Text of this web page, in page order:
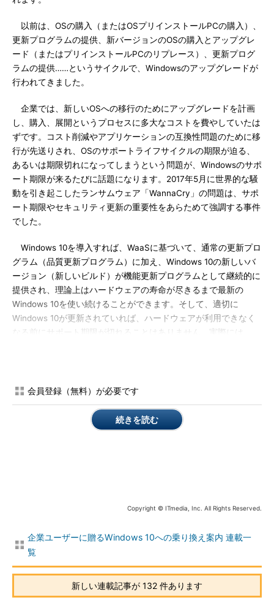
以前は、OSの購入（またはOSプリインストールPCの購入）、
更新プログラムの提供、新バージョンのOSの購入とアップグレ
ード（またはプリインストールPCのリプレース）、更新プログ
ラムの提供……というサイクルで、Windowsのアップグレードが
行われてきました。
企業では、新しいOSへの移行のためにアップグレードを計画
し、購入、展開というプロセスに多大なコストを費やしていたは
ずです。コスト削減やアプリケーションの互換性問題のために移
行が先送りされ、OSのサポートライフサイクルの期限が迫る、
あるいは期限切れになってしまうという問題が、Windowsのサポ
ート期限が来るたびに話題になります。2017年5月に世界的な騒
動を引き起こしたランサムウェア「WannaCry」の問題は、サポ
ート期限やセキュリティ更新の重要性をあらためて強調する事件
でした。
Windows 10を導入すれば、WaaSに基づいて、通常の更新プロ
グラム（品質更新プログラム）に加え、Windows 10の新しいバ
ージョン（新しいビルド）が機能更新プログラムとして継続的に
提供され、理論上はハードウェアの寿命が尽きるまで最新の
Windows 10を使い続けることができます。そして、適切に
Windows 10が更新されていれば、ハードウェアが利用できなく
なる前にサポート期限が切れることはありません。実際には、
latest processor and chipsets on Windows
（Microsoft Support）
」サブスクリプションで提供される“非永続ライセンス”である
を更新する必要があります。
あるいは、有効期間内で最新の（または有効な）バージョンの
Windows 10 Enterprise LTSB（現時点では、Windows 10
Enterprise 2015 LTSBやWindows 10 Enterprise 2016 LTSBがあ
会員登録（無料）が必要です
続きを読む
Copyright © ITmedia, Inc. All Rights Reserved.
企業ユーザーに贈るWindows 10への乗り換え案内 連載一
覧
新しい連載記事が 132 件あります